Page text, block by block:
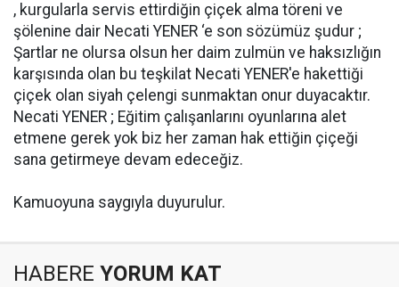
, kurgularla servis ettirdiğin çiçek alma töreni ve
şölenine dair Necati YENER ‘e son sözümüz şudur ;
Şartlar ne olursa olsun her daim zulmün ve haksızlığın
karşısında olan bu teşkilat Necati YENER'e hakettiği
çiçek olan siyah çelengi sunmaktan onur duyacaktır.
Necati YENER ; Eğitim çalışanlarını oyunlarına alet
etmene gerek yok biz her zaman hak ettiğin çiçeği
sana getirmeye devam edeceğiz.
Kamuoyuna saygıyla duyurulur.
HABERE YORUM KAT